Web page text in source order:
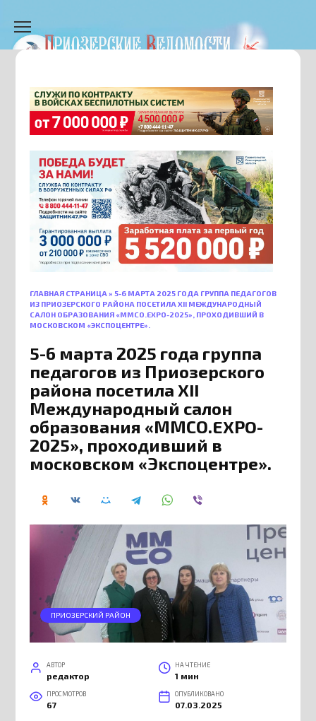
содержанию
ГЛАВНАЯ СТРАНИЦА » 5-6 МАРТА 2025 ГОДА ГРУППА ПЕДАГОГОВ
ИЗ ПРИОЗЕРСКОГО РАЙОНА ПОСЕТИЛА XII МЕЖДУНАРОДНЫЙ
САЛОН ОБРАЗОВАНИЯ «ММСО.EXPO-2025», ПРОХОДИВШИЙ В
МОСКОВСКОМ «ЭКСПОЦЕНТРЕ».
5-6 марта 2025 года группа
педагогов из Приозерского
района посетила XII
Международный салон
образования «ММСО.EXPO-
2025», проходивший в
московском «Экспоцентре».
ПРИОЗЕРСКИЙ РАЙОН
АВТОР
редактор
НА ЧТЕНИЕ
1 мин
ПРОСМОТРОВ
67
ОПУБЛИКОВАНО
07.03.2025